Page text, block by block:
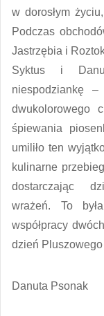
w dorosłym
Podczas
Jastrzębia i
Syktus i
niespodziankę
dwukolorowego
śpiewania
umiliło ten
kulinarne
dostarczając
wrażeń. To
współpracy
dzień
Danuta Psonak